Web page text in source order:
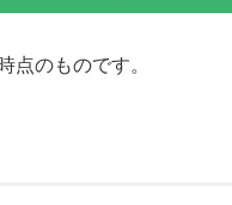
点のものです。